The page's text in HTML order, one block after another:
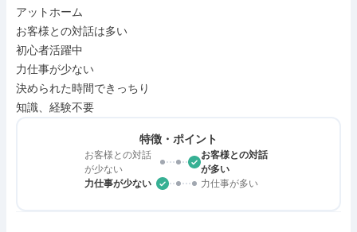
アットホーム
お客様との対話は多い
初心者活躍中
力仕事が少ない
決められた時間できっちり
知識、経験不要
特徴・ポイント
お客様との対話
が少ない
お客様との対話
が多い
力仕事が少ない
力仕事が多い